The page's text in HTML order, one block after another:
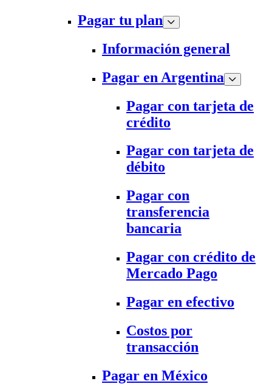
Pagar tu plan
Información general
Pagar en Argentina
Pagar con tarjeta de
crédito
Pagar con tarjeta de
débito
Pagar con
transferencia
bancaria
Pagar con crédito de
Mercado Pago
Pagar en efectivo
Costos por
transacción
Pagar en México